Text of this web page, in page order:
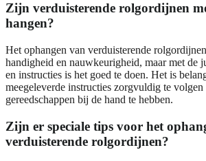
Zijn verduisterende rolgordijnen
hangen?
Het ophangen van verduisterende
handigheid en nauwkeurigheid, maar met de
en instructies is het goed te doen. Het is
meegeleverde instructies zorgvuldig te volgen
gereedschappen bij de hand te hebben.
Zijn er speciale tips voor het
verduisterende rolgordijnen?